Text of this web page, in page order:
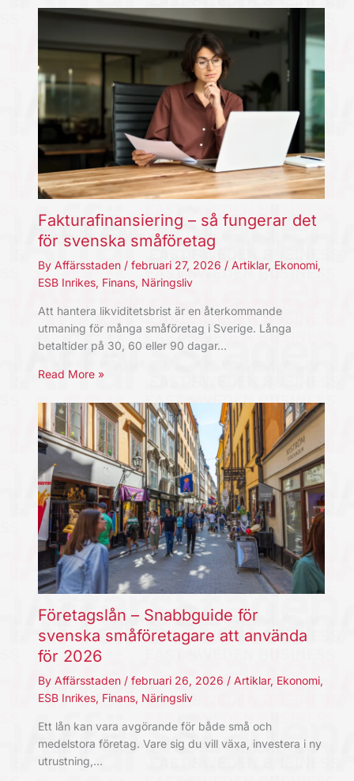
Fakturafinansiering – så fungerar det
för svenska småföretag
By Affärsstaden / februari 27, 2026 / Artiklar, Ekonomi,
ESB Inrikes, Finans, Näringsliv
Att hantera likviditetsbrist är en återkommande
utmaning för många småföretag i Sverige. Långa
betaltider på 30, 60 eller 90 dagar…
Read More »
Företagslån – Snabbguide för
svenska småföretagare att använda
för 2026
By Affärsstaden / februari 26, 2026 / Artiklar, Ekonomi,
ESB Inrikes, Finans, Näringsliv
Ett lån kan vara avgörande för både små och
medelstora företag. Vare sig du vill växa, investera i ny
utrustning,…